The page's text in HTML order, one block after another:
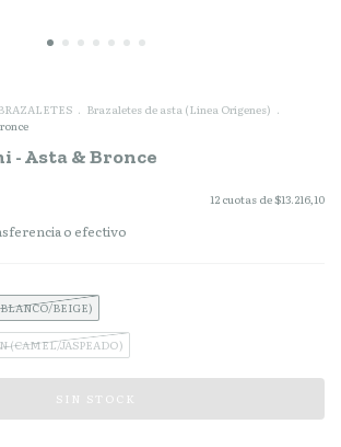
. Brazaletes de asta (Línea Orígenes) .
- Asta & Bronce
12 cuotas de$13.216,10
o efectivo
BEIGE)
(CAMEL/JASPEADO)